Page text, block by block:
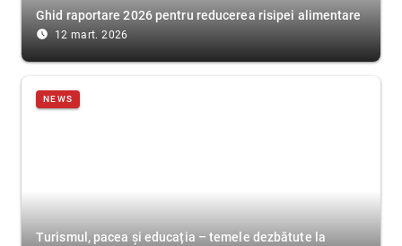
Ghid raportare 2026 pentru reducerea risipei alimentare
access_time_filled 12 mart. 2026
NEWS
Turismul, pacea și educația – temele dezbătute la